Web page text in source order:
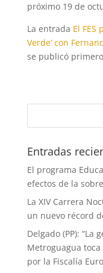
próximo 19 de
La entrada El FES
Verde’ con
se publicó
Entradas
El programa
efectos de la
La XIV Carrera
un nuevo récord
Delgado (PP): “La
Metroguagua
por la Fiscalía